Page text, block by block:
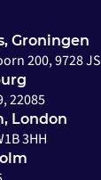
Groningen
200, 9728 JS
22085
London
3HH